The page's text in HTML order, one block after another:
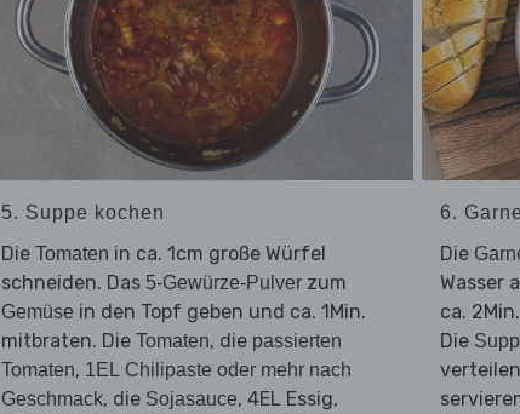
5. Suppe kochen
Die Tomaten in ca. 1cm große Würfel
schneiden. Das 5-Gewürze-Pulverzum
Gemüse in den Topf geben und ca. 1Min.
mitbraten. Die Tomaten, die passierten
Tomaten, 1EL Chilipaste oder mehr nach
Geschmack, die Sojasauce, 4EL Essig,
6.
Die
Wasser
ca.
Die